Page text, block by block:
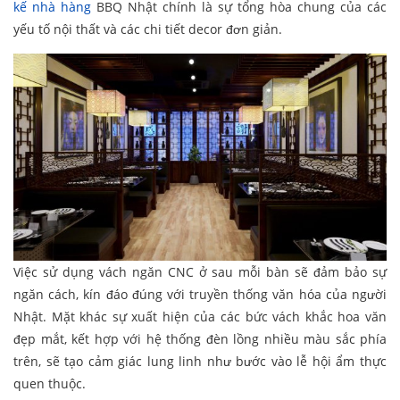
kế nhà hàng BBQ Nhật chính là sự tổng hòa chung của các
yếu tố nội thất và các chi tiết decor đơn giản.
Việc sử dụng vách ngăn CNC ở sau mỗi bàn sẽ đảm bảo sự
ngăn cách, kín đáo đúng với truyền thống văn hóa của người
Nhật. Mặt khác sự xuất hiện của các bức vách khắc hoa văn
đẹp mắt, kết hợp với hệ thống đèn lồng nhiều màu sắc phía
trên, sẽ tạo cảm giác lung linh như bước vào lễ hội ẩm thực
quen thuộc.